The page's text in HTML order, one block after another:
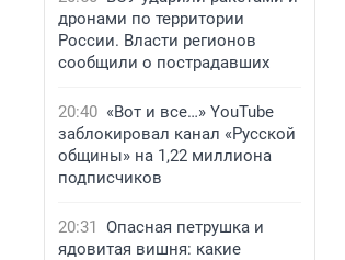
дронами по территории
России. Власти регионов
сообщили о пострадавших
20:40 «Вот и все…» YouTube
заблокировал канал «Русской
общины» на 1,22 миллиона
подписчиков
20:31 Опасная петрушка и
ядовитая вишня: какие